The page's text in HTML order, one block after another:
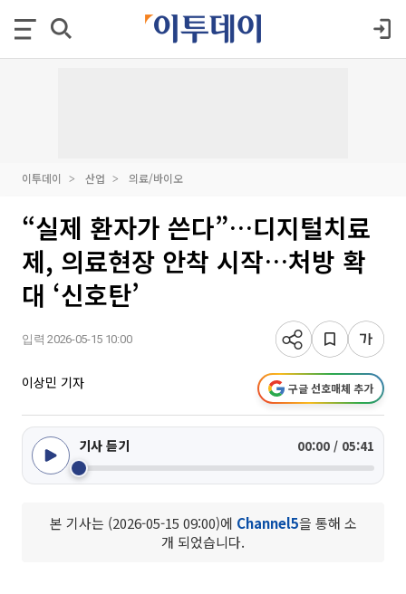
이투데이 산업 의료/바이오
“실제 환자가 쓴다”…디지털치료
제, 의료현장 안착 시작…처방 확
대 ‘신호탄’
입력 2026-05-15 10:00
이상민 기자 구글 선호매체 추가
기사 듣기 00:00 / 05:41
본 기사는 (2026-05-15 09:00)에 Channel5을 통해 소
개 되었습니다.